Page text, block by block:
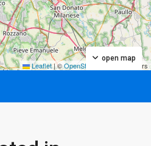
Leaflet|©OpenStreetMap contributors
open map